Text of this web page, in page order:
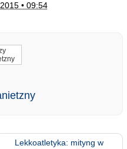
• 09:54
Lekkoatletyka: mityng w